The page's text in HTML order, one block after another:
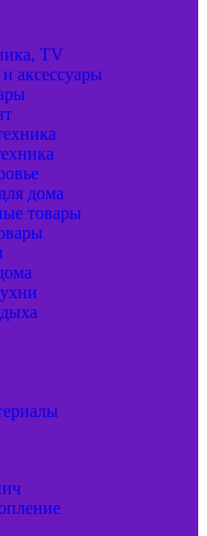
TV
аксессуары
дома
товары